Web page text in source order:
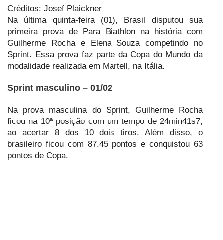
Créditos: Josef Plaickner
Na última quinta-feira (01), Brasil disputou sua
primeira prova de Para Biathlon na história com
Guilherme Rocha e Elena Souza competindo no
Sprint. Essa prova faz parte da Copa do Mundo da
modalidade realizada em Martell, na Itália.
Sprint masculino – 01/02
Na prova masculina do Sprint, Guilherme Rocha
ficou na 10ª posição com um tempo de 24min41s7,
ao acertar 8 dos 10 dois tiros. Além disso, o
brasileiro ficou com 87.45 pontos e conquistou 63
pontos de Copa.